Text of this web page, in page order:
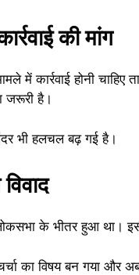
की मांग
में कार्रवाई होनी चाहिए
जरूरी है।
भी हलचल बढ़ गई है।
के भीतर हुआ था।
का विषय बन गया और